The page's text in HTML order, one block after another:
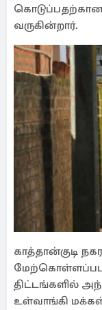
கொடுப்பதற்கான
வருகின்றார்.
காத்தான்குடி
திட்டங்களில்
உள்வாங்கி